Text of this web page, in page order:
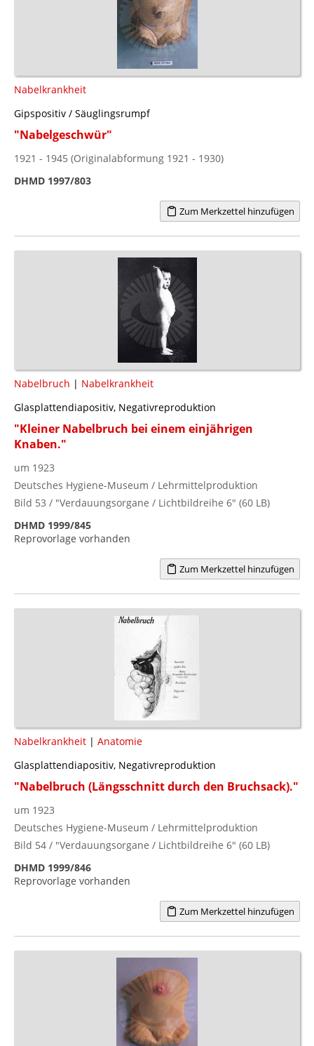
Nabelkrankheit
Gipspositiv / Säuglingsrumpf
"Nabelgeschwür"
1921 - 1945 (Originalabformung 1921 - 1930)
DHMD 1997/803
Zum Merkzettel hinzufügen
Nabelbruch | Nabelkrankheit
Glasplattendiapositiv, Negativreproduktion
"Kleiner Nabelbruch bei einem einjährigen
Knaben."
um 1923
Deutsches Hygiene-Museum / Lehrmittelproduktion
Bild 53 / "Verdauungsorgane / Lichtbildreihe 6" (60 LB)
DHMD 1999/845
Reprovorlage vorhanden
Zum Merkzettel hinzufügen
Nabelkrankheit | Anatomie
Glasplattendiapositiv, Negativreproduktion
"Nabelbruch (Längsschnitt durch den Bruchsack)."
um 1923
Deutsches Hygiene-Museum / Lehrmittelproduktion
Bild 54 / "Verdauungsorgane / Lichtbildreihe 6" (60 LB)
DHMD 1999/846
Reprovorlage vorhanden
Zum Merkzettel hinzufügen